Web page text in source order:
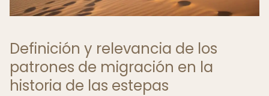
Definición y relevancia de los
patrones de migración en la
historia de las estepas